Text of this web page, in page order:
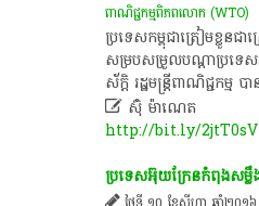
ពាណិជ្ជកម្ម​ពិភពលោក (WTO) ​
ប្រទេស​កម្ពុជាត្រៀម​ខ្លួន​ជា​
សម្របសម្រួល​បណ្តា​ប្រទេ
ស័ក្តិ រដ្ឋមន្ត្រី​ពាណិជ្ជកម្ម
ស៊ុំ ម៉ាណេត
http://bit.ly/2jtT0sV
ប្រទេសអ៊ុយក្រែនកំពុងសម្